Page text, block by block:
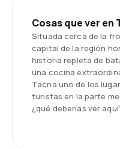
Cosas que ver en
Situada cerca de la
capital de la región
historia repleta de
una cocina
Tacna uno de los
turistas en la parte
¿qué deberías ver